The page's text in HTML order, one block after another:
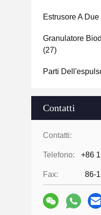
Estrusore A Due
Granulatore
(27)
Parti
Contatti
Contatti:
Telefono: +86
Fax: 86-